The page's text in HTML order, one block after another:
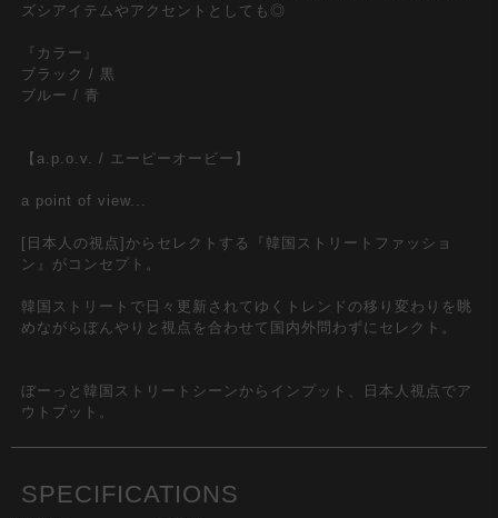
ズシアイテムやアクセントとしても◎
『カラー』
ブラック / 黒
ブルー / 青
【a.p.o.v. / エーピーオービー】
a point of view...
[日本人の視点]からセレクトする『韓国ストリートファッショ
ン』がコンセプト。
韓国ストリートで日々更新されてゆくトレンドの移り変わりを眺
めながらぼんやりと視点を合わせて国内外問わずにセレクト。
ぼーっと韓国ストリートシーンからインプット、日本人視点でア
ウトプット。
SPECIFICATIONS